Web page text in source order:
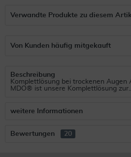
Verwandte Produkte zu diesem
Von Kunden häufig mitgekauft
Beschreibung
Komplettlösung bei trockenen
MDO® ist unsere Komplettlösung
weitere Informationen
Bewertungen 20